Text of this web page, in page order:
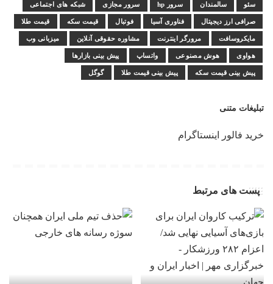
سئو سالمندان سرور hp سرور مجازی شبکه های اجتماعی
صرافی ارز دیجیتال فناوری آسیا فوتبال قیمت سکه قیمت طلا
مایکروسافت مرورگر اینترنت مشاوره حقوقی آنلاین میزبانی وب
هواوی هوش مصنوعی واتساپ پیش بینی بازارها
پیش بینی قیمت سکه پیش بینی قیمت طلا گوگل
تبلیغات متنی
خرید فالور اینستاگرام
پست های مرتبط